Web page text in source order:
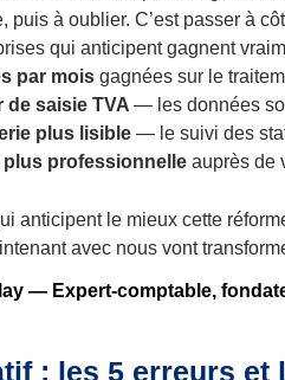
puis à oublier. C’est passer à
qui anticipent gagnent
par mois gagnées sur le
de saisie TVA — les données
plus lisible — le suivi des
plus professionnelle auprès de
anticipent le mieux cette
avec nous vont
— Expert-comptable,
: les 5 erreurs et